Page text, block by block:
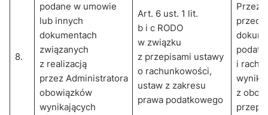
8.
podane w umowie
lub innych
dokumentach
związanych
z realizacją
przez Administratora
obowiązków
wynikających
Art. 6 ust. 1 lit.
b i c RODO
w związku
z przepisami ustawy
o rachunkowości,
ustaw z zakresu
prawa podatkowego
Przez
i
z